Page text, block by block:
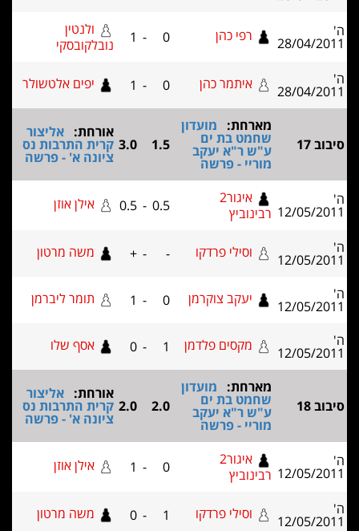
28/ רפי כהן 0
ולנטין
נובלקובסקי
28/ איתמר כהן 0 יפים אלטשולר
מארחת:מועדון
שחמט בת ים
ע"ש ר"א יעקב
מוריי - פרשה
1.5
3.0
אליצור
קרית התרבות נס
ציונה א' - פרשה
12/ רבינוביץ
0.5 אילן אוזן
12/ וסילי פרדקו - משה מרטון
12/ יעקב צוקרמן 0
- תומר ליברמן
12/ מקסים פלדמן 1
-
0 אסף שלו
מארחת:מועדון
שחמט בת ים
ע"ש ר"א יעקב
מוריי - פרשה
2.0
2.0
אליצור
קרית התרבות נס
ציונה א' - פרשה
12/ רבינוביץ
אילן אוזן
12/ וסילי פרדקו 1 משה מרטון